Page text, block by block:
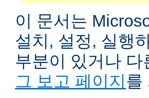
이 문서는
설치, 설정, 실행
부분이 있거나
그 보고 페이지를